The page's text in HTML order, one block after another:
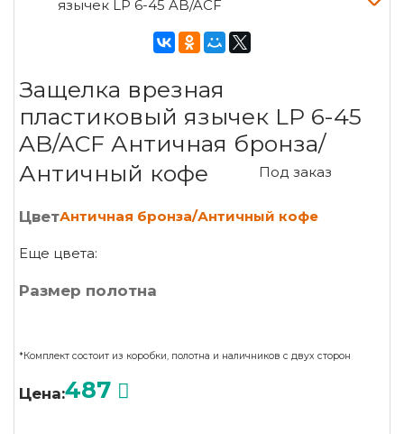
Защелка врезная
пластиковый язычек LP 6-45
AB/ACF Античная бронза/
Античный кофе
Под заказ
ЦветАнтичная бронза/Античный кофе
Еще цвета:
Размер полотна
*Комплект состоит из коробки, полотна и наличников с двух сторон
Цена:487